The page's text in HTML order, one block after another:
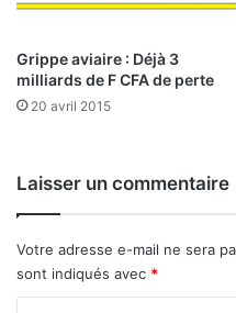
e
l
a
n
a
e
Grippe aviaire : Déjà 3
milliards de F CFA de perte
20 avril 2015
Laisser un commentaire
Votre adresse e-mail ne sera
sont indiqués avec *